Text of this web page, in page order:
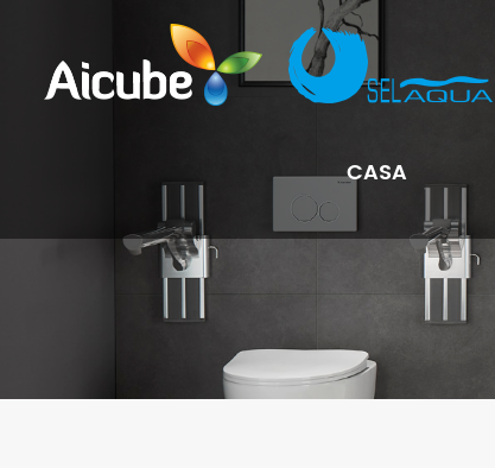
CASA